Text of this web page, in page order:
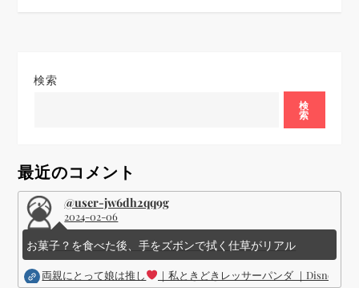
ー
ョ
ン
検索
検
索
最近のコメント
@user-jw6dh2qq9g
2024-02-06
お菓子？を食べた後、手をズボンで拭く仕草がリアル
両親にとって娘は推し ｜私ときどきレッサーパンダ ｜Disney (